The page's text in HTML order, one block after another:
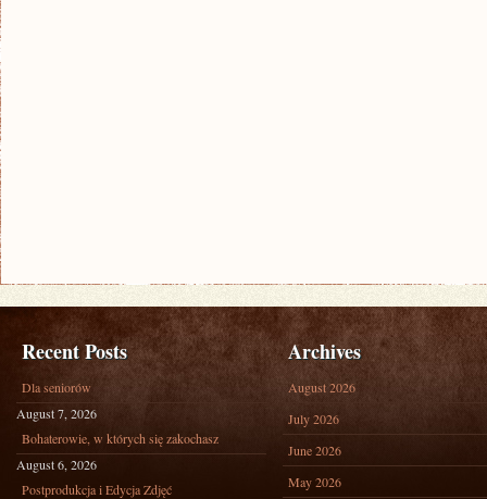
Recent Posts
Dla seniorów
August 7, 2026
Bohaterowie, w których się zakochasz
August 6, 2026
Postprodukcja i Edycja Zdjęć
Archives
August 2026
July 2026
June 2026
May 2026